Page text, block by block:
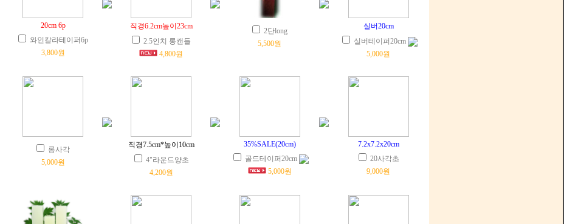
20cm 6p
와인칼라테이퍼6p
3,800원
직경6.2cm높이23cm
2.5인치 롱캔들
4,800원
2단long
5,500원
실버20cm
실버테이퍼20cm
5,000원
롱사각
5,000원
직경7.5cm*높이10cm
4"라운드양초
4,200원
35%SALE(20cm)
골드테이퍼20cm
5,000원
7.2x7.2x20cm
20사각초
9,000원